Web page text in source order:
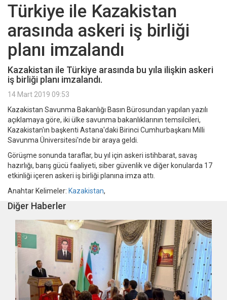
Türkiye ile Kazakistan
arasında askeri iş birliği
planı imzalandı
Kazakistan ile Türkiye arasında bu yıla ilişkin askeri
iş birliği planı imzalandı.
14 Mart 2019 09:53
Kazakistan Savunma Bakanlığı Basın Bürosundan yapılan yazılı
açıklamaya göre, iki ülke savunma bakanlıklarının temsilcileri,
Kazakistan'ın başkenti Astana'daki Birinci Cumhurbaşkanı Milli
Savunma Üniversitesi'nde bir araya geldi.
Görüşme sonunda taraflar, bu yıl için askeri istihbarat, savaş
hazırlığı, barış gücü faaliyeti, siber güvenlik ve diğer konularda 17
etkinliği içeren askeri iş birliği planına imza attı.
Anahtar Kelimeler: Kazakistan,
Diğer Haberler